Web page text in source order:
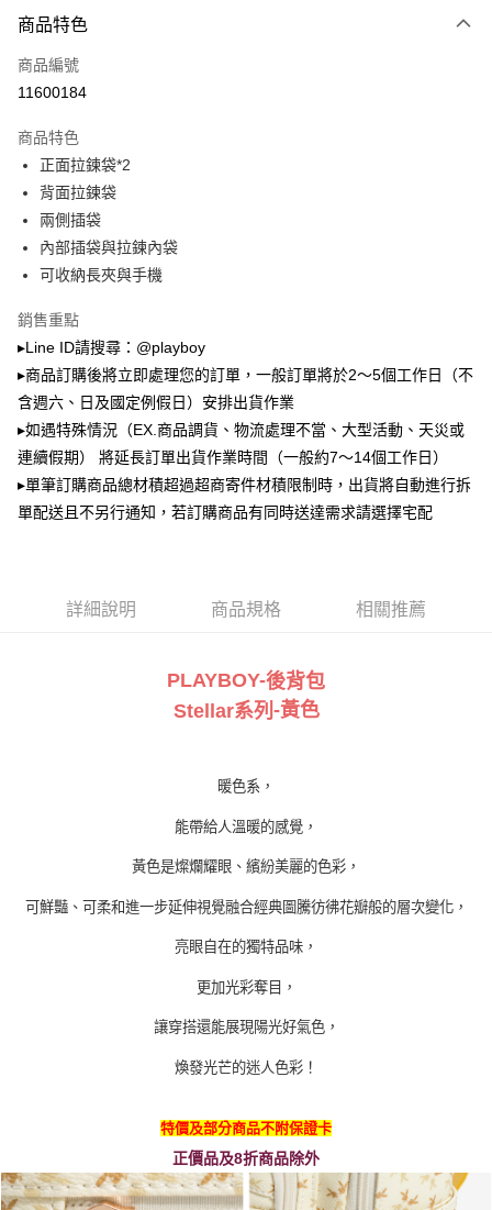
2.付款方式選擇「大哥付你分期」，訂單成立後會自動跳轉到大哥付的交易
成交易。
3.實際核准額度、可分期數及費用金額請依後續交易確認頁面所載為準。
消。如遇「轉專審核」未通過狀況，表示未達大哥付你分期系統評分，恕無
法說明評估內容。
【繳款方式說明】
1.分期款項不併入電信帳單，「大哥付你分期」於每月結算日後寄送繳費提
2.透過簡訊連結打開帳單後，可選擇「超商條碼／台灣大直營門市／銀行轉
帳／街口支付／iPASS MONEY」等通路繳費。
【注意事項】
用戶於交易時，得透過本服務購買商品或服務，並由商店將買賣／分期付款
買賣價金債權讓與本公司後，依約使用本公司帳單繳交帳款。
2.基於同意付款使用「大哥付你分期」之契約關係目的，商店將以您的個人
資料（包含姓名、電話或地址）提供予台灣大哥大進項蒐集、處理及利用，
由本公司與您本人進行分期帳單所需資料之確認、核對及更正。
3.完整用戶服務條款，請詳閱以下連結：https://oppay.tw/userRule
運送方式
全家取貨付款
付款後全家取貨
每筆NT$100，滿NT$700(含以上)免運費
每筆NT$100，滿NT$900(含以上)免運費
7-11取貨付款
每筆NT$100，滿NT$900(含以上)免運費
付款後7-11取貨
每筆NT$100，滿NT$700(含以上)免運費
宅配
商品特色
商品編號
11600184
商品特色
正面拉鍊袋*2
背面拉鍊袋
兩側插袋
內部插袋與拉鍊內袋
可收納長夾與手機
銷售重點
▸Line ID請搜尋：@playboy
▸商品訂購後將立即處理您的訂單，一般訂單將於2～5個工作日（不
含週六、日及國定例假日）安排出貨作業
▸如遇特殊情況（EX.商品調貨、物流處理不當、大型活動、天災或
連續假期） 將延長訂單出貨作業時間（一般約7～14個工作日）
▸單筆訂購商品總材積超過超商寄件材積限制時，出貨將自動進行拆
單配送且不另行通知，若訂購商品有同時送達需求請選擇宅配
詳細說明 商品規格 相關推薦
PLAYBOY-後背包
Stellar系列 -黃色
暖色系，
能帶給人溫暖的感覺，
黃色是燦爛耀眼、繽紛美麗的色彩，
可鮮豔、可柔和進一步延伸視覺融合經典圖騰彷彿花瓣般的層次變化，
亮眼自在的獨特品味，
更加光彩奪目，
讓穿搭還能展現陽光好氣色，
煥發光芒的迷人色彩！
特價及部分商品不附保證卡
正價品及8折商品除外